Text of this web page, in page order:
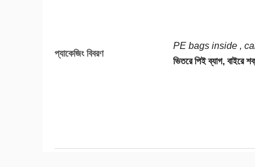
প্যাকেজিং বিবরণ
PE bags inside ,
ভিতরে পিই ব্যাগ, বাইরে